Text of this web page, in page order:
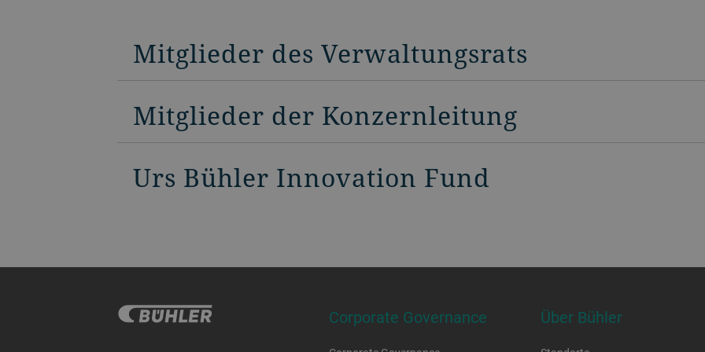
Mitglieder des Verwaltungsrats
Mitglieder der Konzernleitung
Urs Bühler Innovation Fund
Corporate Governance Über Bühler